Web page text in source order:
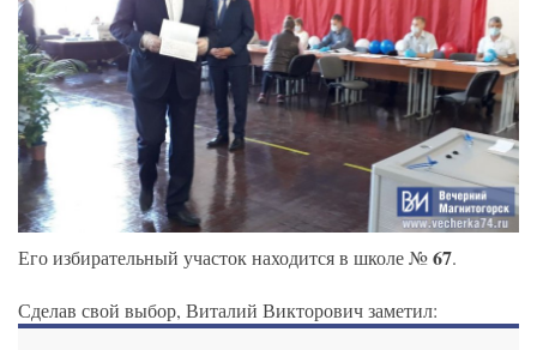
Его избирательный участок находится в школе №67.
Сделав свой выбор, Виталий Викторович заметил: